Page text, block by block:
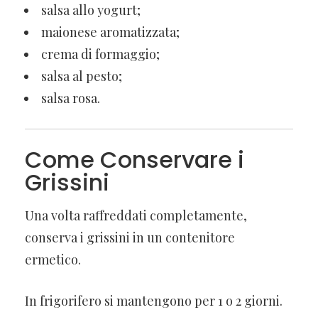
salsa allo yogurt;
maionese aromatizzata;
crema di formaggio;
salsa al pesto;
salsa rosa.
Come Conservare i
Grissini
Una volta raffreddati completamente,
conserva i grissini in un contenitore
ermetico.
In frigorifero si mantengono per 1 o 2 giorni.